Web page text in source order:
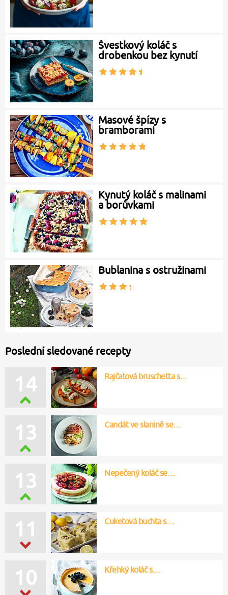
Švestkový koláč s
drobenkou bez kynutí
Masové špízy s
bramborami
Kynutý koláč s malinami
a borůvkami
Bublanina s ostružinami
Poslední sledované recepty
13 Candát ve slanině se…
11 Cuketová buchta s…
14 Rajčatová bruschetta s…
13 Nepečený koláč se…
10 Křehký koláč s…